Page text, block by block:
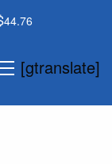
44.76
[gtranslate]